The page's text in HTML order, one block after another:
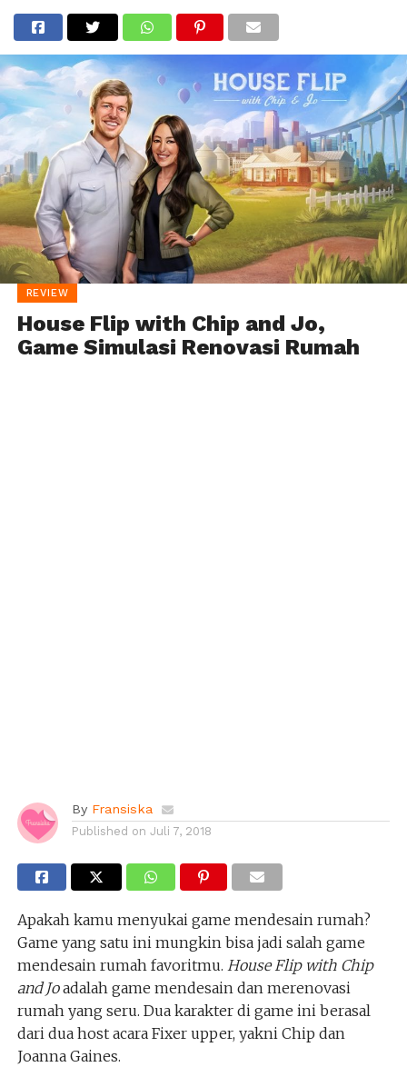
REVIEW
House Flip with Chip and Jo,
Game Simulasi Renovasi Rumah
By Fransiska
Published on Juli 7, 2018
Apakah kamu menyukai game mendesain rumah?
Game yang satu ini mungkin bisa jadi salah game
mendesain rumah favoritmu. House Flip with Chip
and Joadalah game mendesain dan merenovasi
rumah yang seru. Dua karakter di game ini berasal
dari dua host acara Fixer upper, yakni Chip dan
Joanna Gaines.